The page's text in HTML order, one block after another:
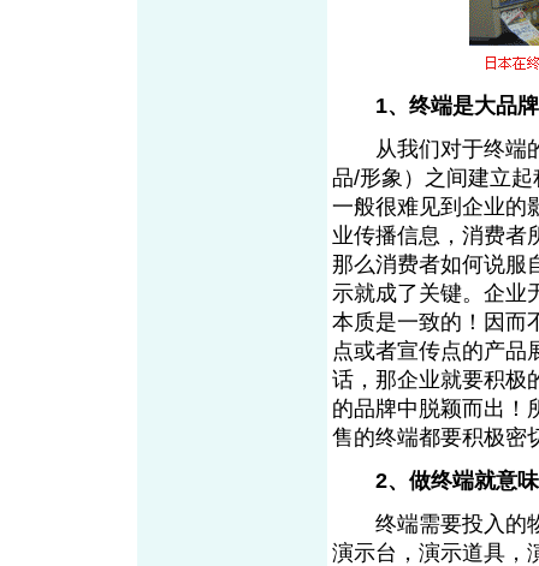
1、终端是大品
从我们对于终端的
品/形象）之间建立
一般很难见到企业的
业传播信息，消费者
那么消费者如何说服
示就成了关键。企业
本质是一致的！因而
点或者宣传点的产品
话，那企业就要积极
的品牌中脱颖而出！
售的终端都要积极密
2、做终端就意
终端需要投入的物
演示台，演示道具，